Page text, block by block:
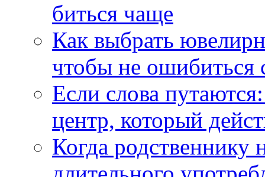
биться чаще
Как выбрать
чтобы не ошибиться
Если слова
центр, который
Когда